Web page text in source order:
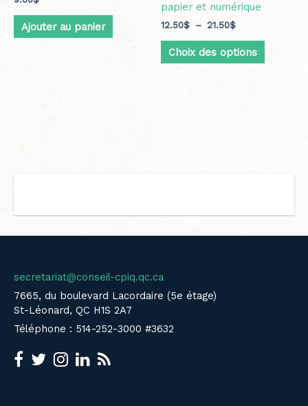
Ajouter au panier
papier et numérique
12.50$ – 21.50$
Choix des options
secretariat@conseil-cpiq.qc.ca
7665, du boulevard Lacordaire (5e étage)
St-Léonard, QC H1S 2A7
Téléphone : 514-252-3000 #3632